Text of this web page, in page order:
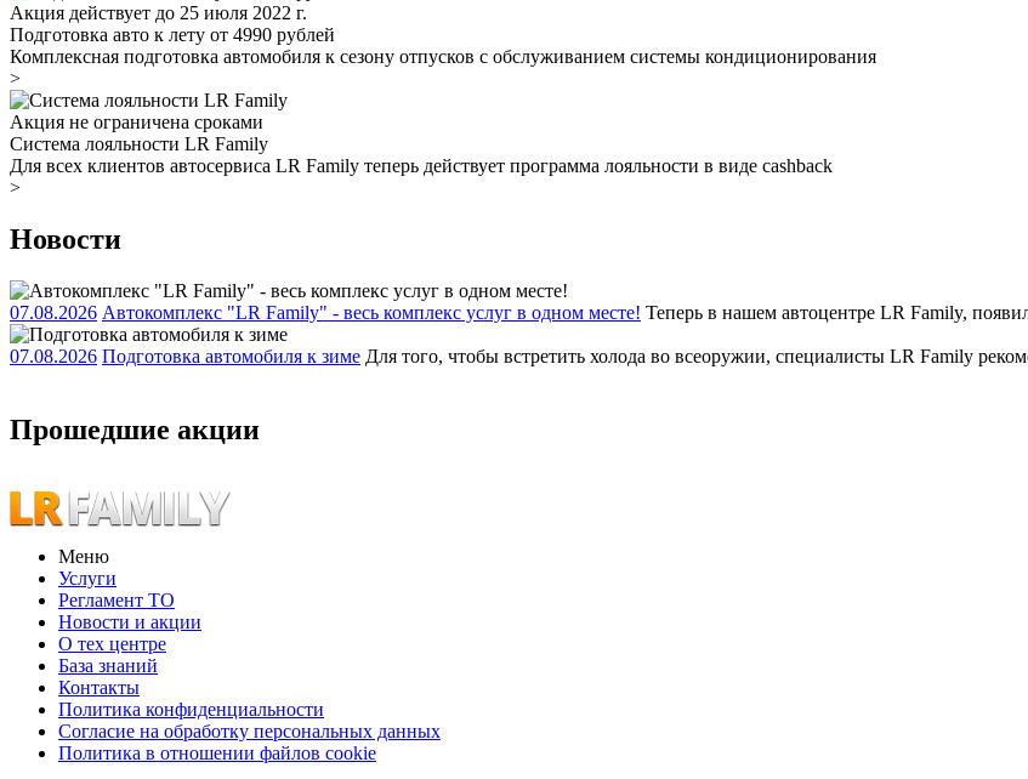
Акция действует до 25 июля 2022 г.
Подготовка авто к лету от 4990 рублей
Комплексная подготовка автомобиля к сезону отпусков с обслуживанием системы кондиционирования
>
Акция не ограничена сроками
Система лояльности LR Family
Для всех клиентов автосервиса LR Family теперь действует программа лояльности в виде cashback
>
Новости
07.08.2026 Автокомплекс "LR Family" - весь комплекс услуг в одном месте! Теперь в нашем автоцентре LR Family,
07.08.2026 Подготовка автомобиля к зиме Для того, чтобы встретить холода во всеоружии, специалисты LR Family
Прошедшие акции
Меню
Услуги
Регламент ТО
Новости и акции
О тех центре
База знаний
Контакты
Политика конфиденциальности
Согласие на обработку персональных данных
Политика в отношении файлов cookie